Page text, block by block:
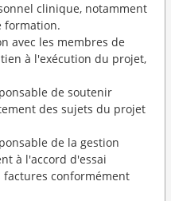
clinique, notamment
formation.
avec les membres de
à l'exécution du projet,
de soutenir
des sujets du projet
de la gestion
à l'accord d'essai
conformément